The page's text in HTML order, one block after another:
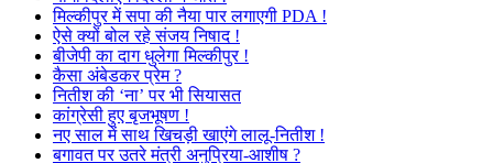
मिल्कीपुर में सपा की नैया पार लगाएगी PDA !
ऐसे क्यों बोल रहे संजय निषाद !
बीजेपी का दाग धुलेगा मिल्कीपुर !
कैसा अंबेडकर प्रेम ?
नितीश की ‘ना’ पर भी सियासत
कांग्रेसी हुए बृजभूषण !
नए साल में साथ खिचड़ी खाएंगे लालू-नितीश !
बगावत पर उतरे मंत्री अनुप्रिया-आशीष ?